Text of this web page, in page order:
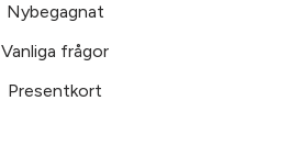
Nybegagnat
Vanliga frågor
Presentkort